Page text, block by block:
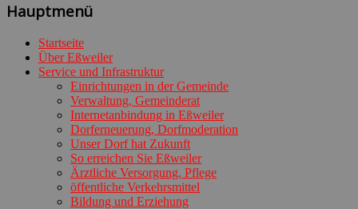
Hauptmenü
Startseite
Über Eßweiler
Service und Infrastruktur
Einrichtungen in der Gemeinde
Verwaltung, Gemeinderat
Internetanbindung in Eßweiler
Dorferneuerung, Dorfmoderation
Unser Dorf hat Zukunft
So erreichen Sie Eßweiler
Ärztliche Versorgung, Pflege
öffentliche Verkehrsmittel
Bildung und Erziehung